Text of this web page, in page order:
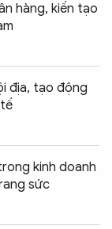
hàng, kiến tạo
địa, tạo động
kinh doanh
sức